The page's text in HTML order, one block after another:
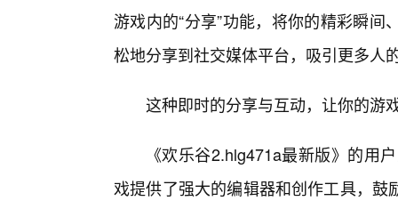
游戏内的“分享”功能，将你的精彩瞬
松地分享到社交媒体平台，吸引更多人
这种即时的分享与互动，让你的游
《欢乐谷2.hlg471a最新版》的用
戏提供了强大的编辑器和创作工具，